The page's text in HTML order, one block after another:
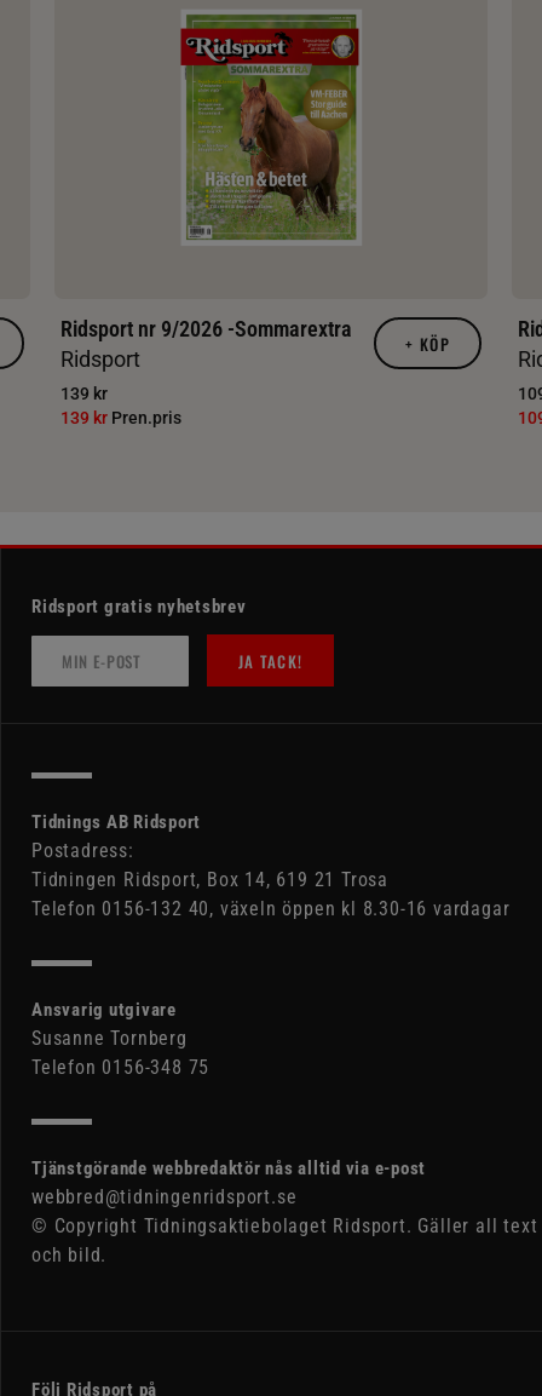
Ridsport nr 9/2026 -Sommarextra
Ridsport
139 kr
139 kr Pren.pris
+ KÖP
Ridsport gratis nyhetsbrev
JA TACK!
Tidnings AB Ridsport
Postadress:
Tidningen Ridsport, Box 14, 619 21 Trosa
Telefon 0156-132 40, växeln öppen kl 8.30-16 vardagar
Ansvarig utgivare
Susanne Tornberg
Telefon 0156-348 75
Tjänstgörande webbredaktör nås alltid via e-post
webbred@tidningenridsport.se
© Copyright Tidningsaktiebolaget Ridsport. Gäller all text
och bild.
Följ Ridsport på